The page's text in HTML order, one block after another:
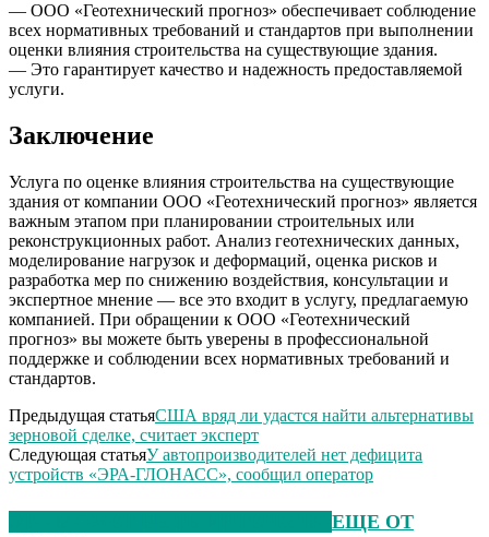
— ООО «Геотехнический прогноз» обеспечивает соблюдение
всех нормативных требований и стандартов при выполнении
оценки влияния строительства на существующие здания.
— Это гарантирует качество и надежность предоставляемой
услуги.
Заключение
Услуга по оценке влияния строительства на существующие
здания от компании ООО «Геотехнический прогноз» является
важным этапом при планировании строительных или
реконструкционных работ. Анализ геотехнических данных,
моделирование нагрузок и деформаций, оценка рисков и
разработка мер по снижению воздействия, консультации и
экспертное мнение — все это входит в услугу, предлагаемую
компанией. При обращении к ООО «Геотехнический
прогноз» вы можете быть уверены в профессиональной
поддержке и соблюдении всех нормативных требований и
стандартов.
Предыдущая статьяСША вряд ли удастся найти альтернативы
зерновой сделке, считает эксперт
Следующая статьяУ автопроизводителей нет дефицита
устройств «ЭРА-ГЛОНАСС», сообщил оператор
ЕЩЕ ОТ